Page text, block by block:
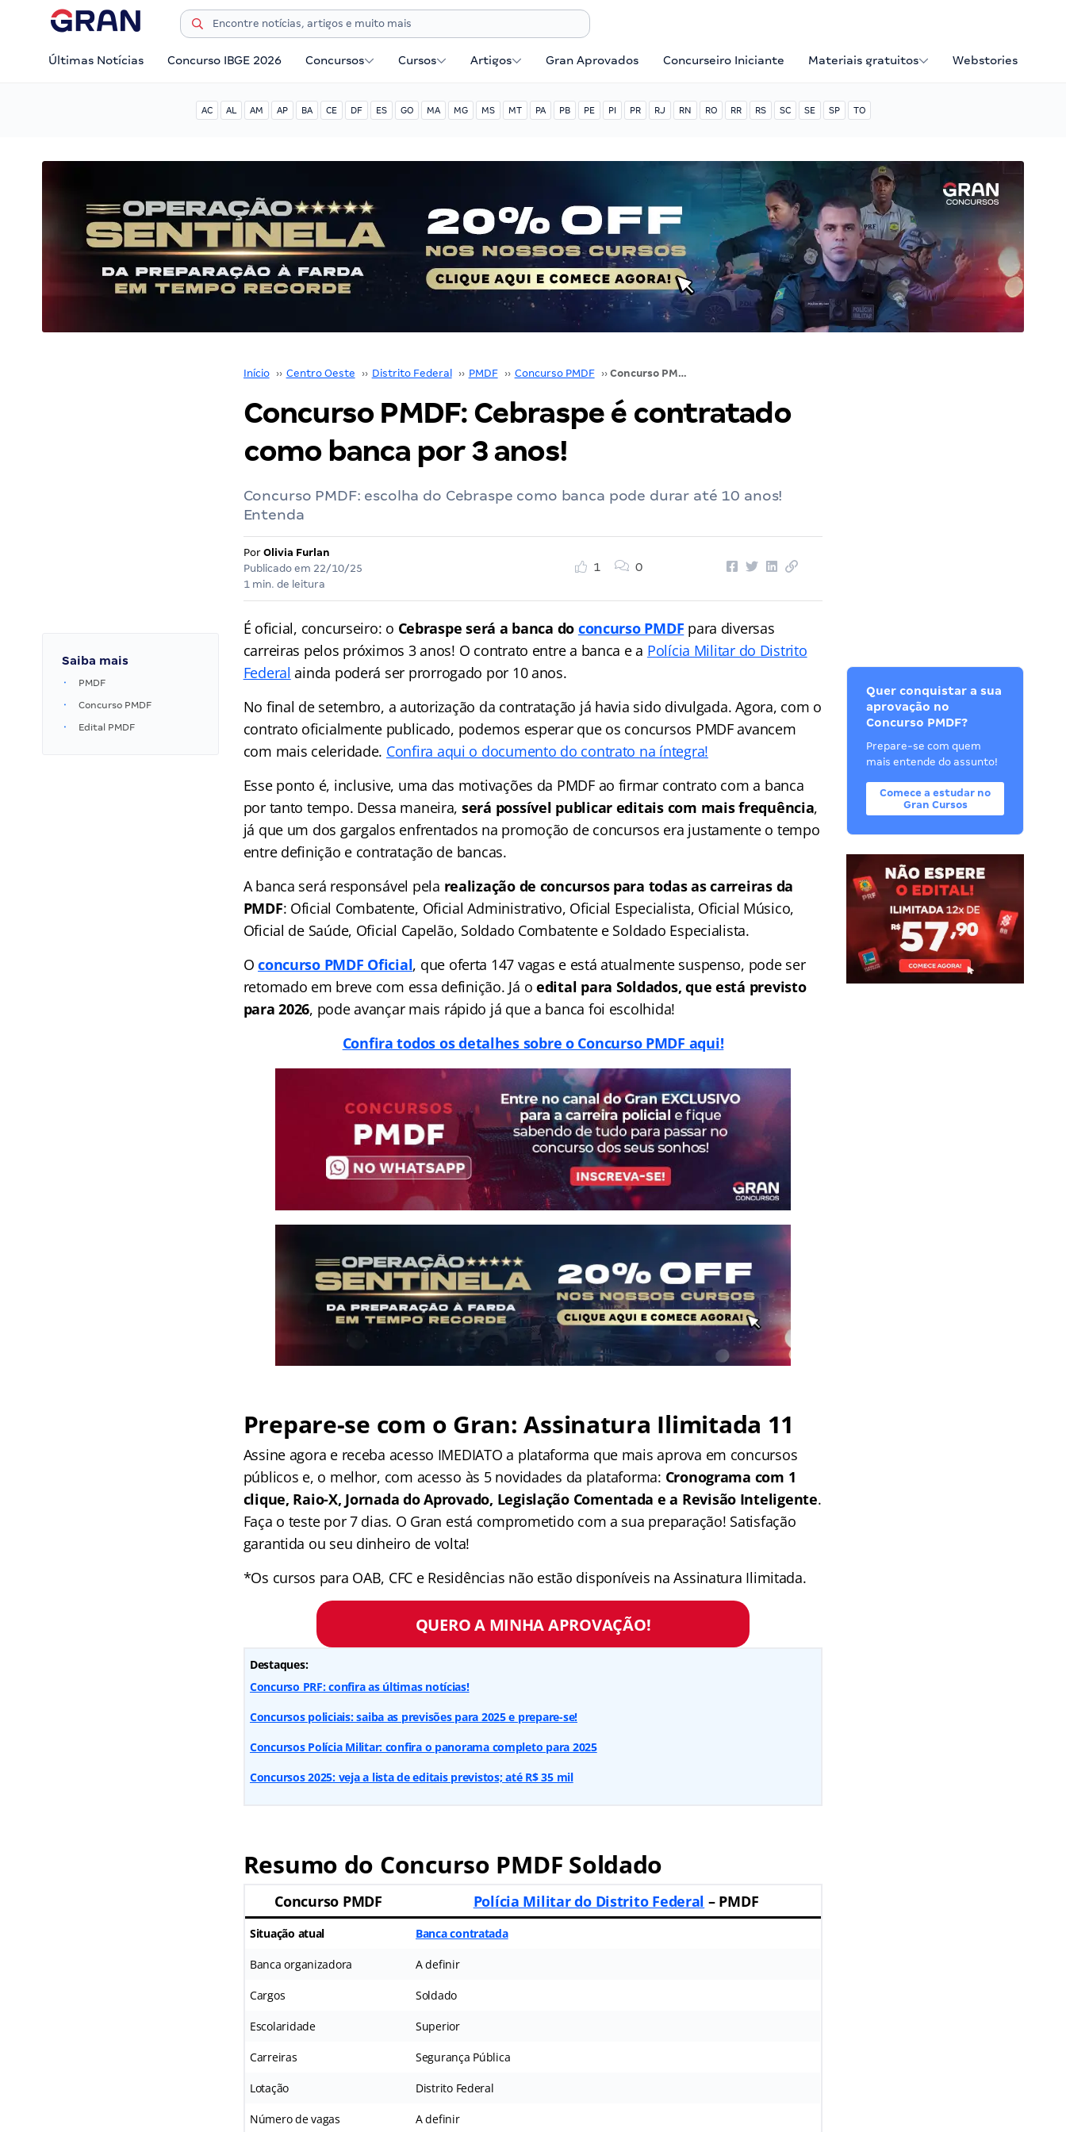
Últimas Notícias Concurso IBGE 2026 Concursos Cursos Artigos Gran Aprovados Concurseiro Iniciante Materiais gratuitos Webstories
AC AL AM AP BA CE DF ES GO MA MG MS MT PA PB PE PI PR RJ RN RO RR RS SC SE SP TO
Início ›› Centro Oeste ›› Distrito Federal ›› PMDF ›› Concurso PMDF ›› Concurso PMDF: Cebraspe é contratado como banca por 3 anos!
Concurso PMDF: Cebraspe é contratado
como banca por 3 anos!
Concurso PMDF: escolha do Cebraspe como banca pode durar até 10 anos!
Entenda
Por Olivia Furlan
Publicado em 22/10/25
1 min. de leitura
1 0
Saiba mais
PMDF
Concurso PMDF
Edital PMDF
É oficial, concurseiro: o Cebraspe será a banca do concurso PMDF para diversas
carreiras pelos próximos 3 anos! O contrato entre a banca e a Polícia Militar do Distrito
Federal ainda poderá ser prorrogado por 10 anos.
No final de setembro, a autorização da contratação já havia sido divulgada. Agora, com o
contrato oficialmente publicado, podemos esperar que os concursos PMDF avancem
com mais celeridade. Confira aqui o documento do contrato na íntegra!
Esse ponto é, inclusive, uma das motivações da PMDF ao firmar contrato com a banca
por tanto tempo. Dessa maneira, será possível publicar editais com mais frequência,
já que um dos gargalos enfrentados na promoção de concursos era justamente o tempo
entre definição e contratação de bancas.
A banca será responsável pela realização de concursos para todas as carreiras da
PMDF: Oficial Combatente, Oficial Administrativo, Oficial Especialista, Oficial Músico,
Oficial de Saúde, Oficial Capelão, Soldado Combatente e Soldado Especialista.
Oconcurso PMDF Oficial, que oferta 147 vagas e está atualmente suspenso, pode ser
retomado em breve com essa definição. Já o edital para Soldados, que está previsto
para 2026, pode avançar mais rápido já que a banca foi escolhida!
Confira todos os detalhes sobre o Concurso PMDF aqui!
Prepare-se com o Gran: Assinatura Ilimitada 11
Assine agora e receba acesso IMEDIATO a plataforma que mais aprova em concursos
públicos e, o melhor, com acesso às 5 novidades da plataforma: Cronograma com 1
clique, Raio-X, Jornada do Aprovado, Legislação Comentada e a Revisão Inteligente.
Faça o teste por 7 dias. O Gran está comprometido com a sua preparação! Satisfação
garantida ou seu dinheiro de volta!
*Os cursos para OAB, CFC e Residências não estão disponíveis na Assinatura Ilimitada.
QUERO A MINHA APROVAÇÃO!
Destaques:
Concurso PRF: confira as últimas notícias!
Concursos policiais: saiba as previsões para 2025 e prepare-se!
Concursos Polícia Militar: confira o panorama completo para 2025
Concursos 2025: veja a lista de editais previstos; até R$ 35 mil
Resumo do Concurso PMDF Soldado
Concurso PMDF Polícia Militar do Distrito Federal – PMDF
Situação atual Banca contratada
Banca organizadora A definir
Cargos Soldado
Escolaridade Superior
Carreiras Segurança Pública
Lotação Distrito Federal
Número de vagas A definir
Quer conquistar a sua
aprovação no
Concurso PMDF?
Prepare-se com quem
mais entende do assunto!
Comece a estudar no
Gran Cursos